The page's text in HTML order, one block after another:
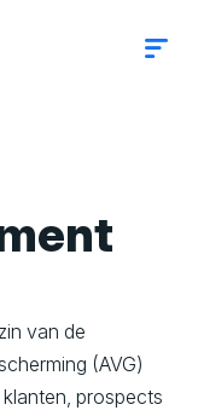
van de
(AVG)
prospects